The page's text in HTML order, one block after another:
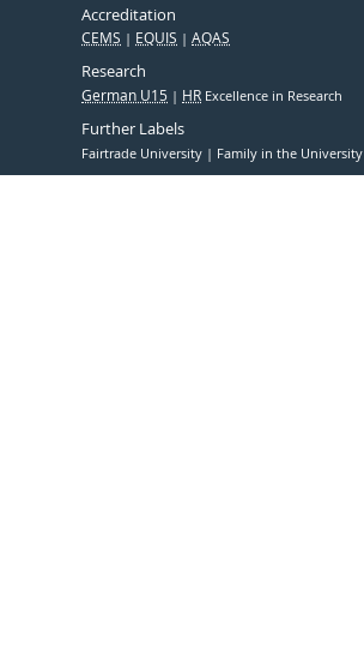
Accreditation
CEMS EQUIS AQAS
Research
German U15 HR Excellence in Research
Further Labels
Fairtrade University Family in the University